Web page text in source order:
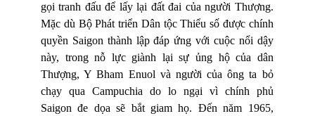
gọi tranh đấu để lấy lại đất đai của người Thượng.
Mặc dù Bộ Phát triển Dân tộc Thiểu số được chính
quyền Saigon thành lập đáp ứng với cuộc nổi dậy
này, trong nỗ lực giành lại sự ủng hộ của dân
Thượng, Y Bham Enuol và người của ông ta bỏ
chạy qua Campuchia do lo ngại vì chính phủ
Saigon đe dọa sẽ bắt giam họ. Đến năm 1965,